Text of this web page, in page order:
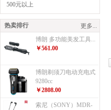
500元以上
热卖排行
博朗 多功能美发工具...
￥561.00
博朗剃须刀电动充电式
9280cc
￥2808.00
索尼（SONY）MDR-
更多...